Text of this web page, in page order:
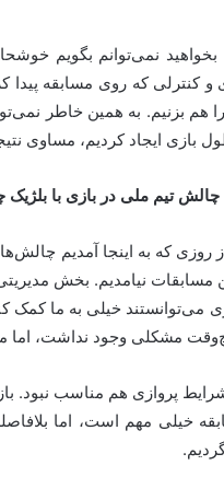
و کنترلی که روی مسابقه
هم بزنیم. به همین خاطر
بازی ایجاد کردیم، مساوی
تیم ملی در بازی با بلژیک
روزی که به اینجا آمدیم
مسابقات نیامدیم. بخش
می‌توانستند خیلی به ما کمک
مشکلی وجود نداشت، اما متأسفانه در این ۲
خیلی مهم است، اما